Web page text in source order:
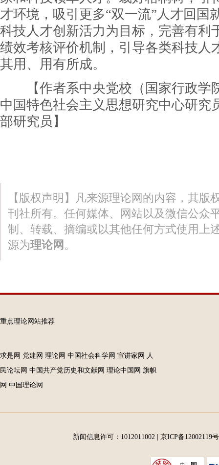
才环境，吸引更多“双一流”人才回国
科技人才创新活力为目标，完善有利
绩效考核评价机制，引导各类科技人
其用、用有所成。
【作者系中央党校（国家行政学
中国特色社会主义思想研究中心研究
部研究员】
【版权声明】凡来源理论网的内容，其版
刊社所有。任何媒体、网站以及微信公众
制、转载、摘编或以其他任何方式使用上
源为理论网 。
重点理论网站推荐
求是网 党建网 理论网 中国社会科学网 宣讲家网 人
民论坛网 中国共产党历史和文献网 理论中国网 旗帜
网 中国理论网
新闻信息许可：1012011002 京ICP备12002119号